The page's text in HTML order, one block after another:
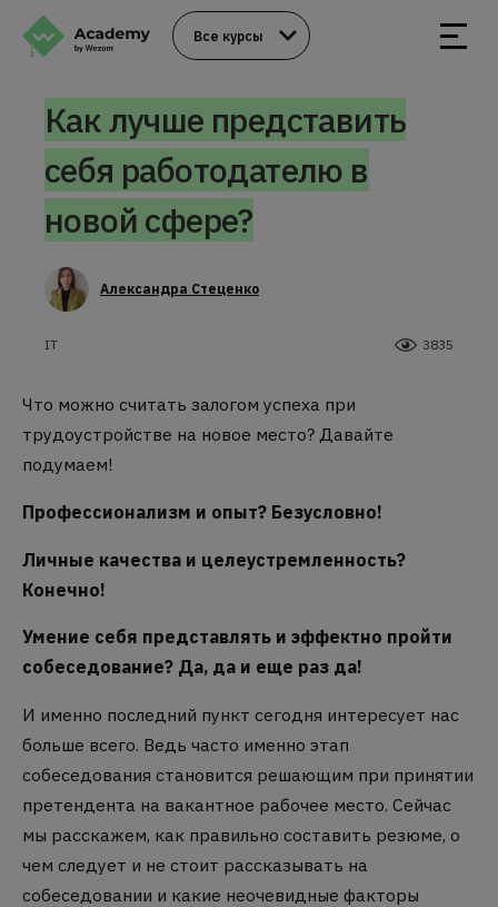
Все курсы
Как лучше представить
себя работодателю в
новой сфере?
Александра Стеценко
IT 3835
Что можно считать залогом успеха при
трудоустройстве на новое место? Давайте
подумаем!
Профессионализм и опыт? Безусловно!
Личные качества и целеустремленность?
Конечно!
Умение себя представлять и эффектно пройти
собеседование? Да, да и еще раз да!
И именно последний пункт сегодня интересует нас
больше всего. Ведь часто именно этап
собеседования становится решающим при принятии
претендента на вакантное рабочее место. Сейчас
мы расскажем, как правильно составить резюме, о
чем следует и не стоит рассказывать на
собеседовании и какие неочевидные факторы